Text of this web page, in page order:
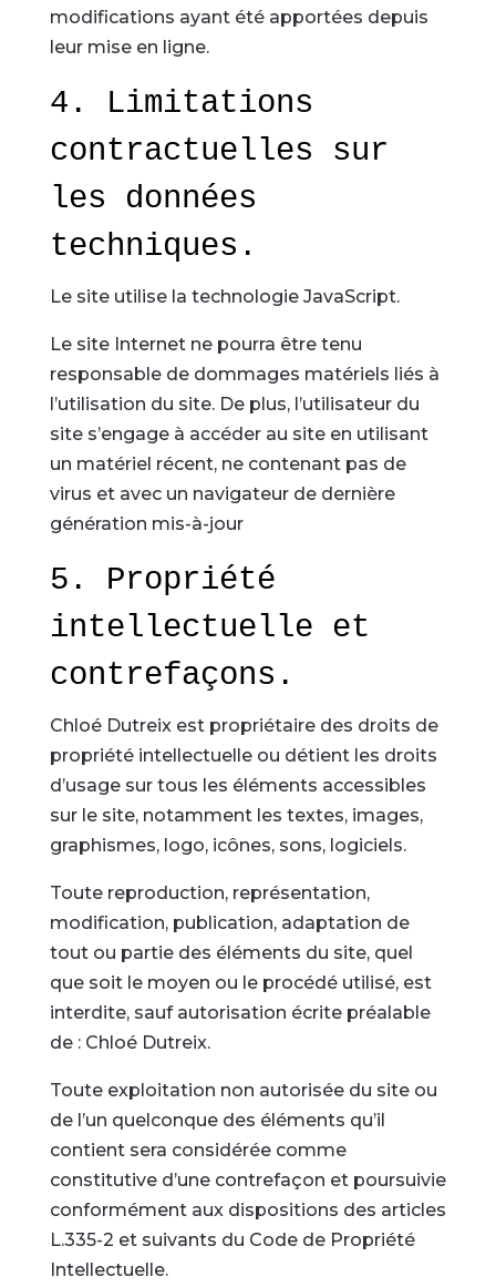
modifications ayant été apportées depuis
leur mise en ligne.
4. Limitations
contractuelles sur
les données
techniques.
Le site utilise la technologie JavaScript.
Le site Internet ne pourra être tenu
responsable de dommages matériels liés à
l’utilisation du site. De plus, l’utilisateur du
site s’engage à accéder au site en utilisant
un matériel récent, ne contenant pas de
virus et avec un navigateur de dernière
génération mis-à-jour
5. Propriété
intellectuelle et
contrefaçons.
Chloé Dutreix est propriétaire des droits de
propriété intellectuelle ou détient les droits
d’usage sur tous les éléments accessibles
sur le site, notamment les textes, images,
graphismes, logo, icônes, sons, logiciels.
Toute reproduction, représentation,
modification, publication, adaptation de
tout ou partie des éléments du site, quel
que soit le moyen ou le procédé utilisé, est
interdite, sauf autorisation écrite préalable
de : Chloé Dutreix.
Toute exploitation non autorisée du site ou
de l’un quelconque des éléments qu’il
contient sera considérée comme
constitutive d’une contrefaçon et poursuivie
conformément aux dispositions des articles
L.335-2 et suivants du Code de Propriété
Intellectuelle.